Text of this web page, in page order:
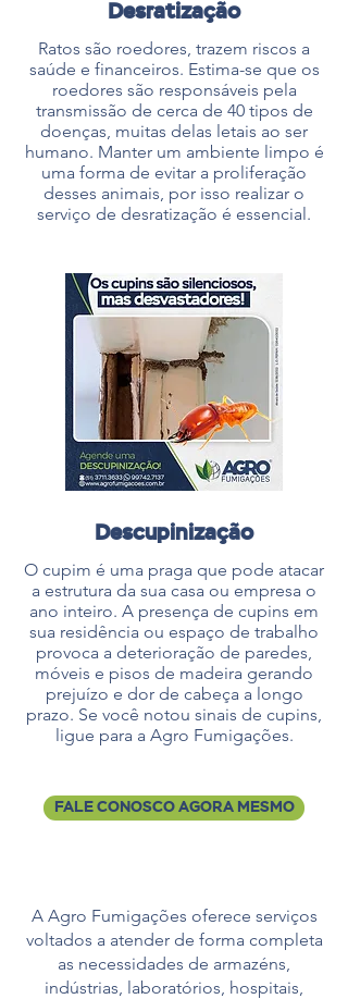
Desratização
Ratos são roedores, trazem riscos a
saúde e financeiros. Estima-se que os
roedores são responsáveis pela
transmissão de cerca de 40 tipos de
doenças, muitas delas letais ao ser
humano. Manter um ambiente limpo é
uma forma de evitar a proliferação
desses animais, por isso realizar o
serviço de desratização é essencial.
Descupinização
O cupim é uma praga que pode atacar
a estrutura da sua casa ou empresa o
ano inteiro. A presença de cupins em
sua residência ou espaço de trabalho
provoca a deterioração de paredes,
móveis e pisos de madeira gerando
prejuízo e dor de cabeça a longo
prazo. Se você notou sinais de cupins,
ligue para a Agro Fumigações.
FALE CONOSCO AGORA MESMO
A Agro Fumigações oferece serviços
voltados a atender de forma completa
as necessidades de armazéns,
indústrias, laboratórios, hospitais,